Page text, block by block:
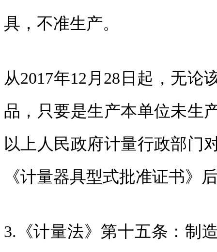
具，不准生产。
从2017年12月28日起，无
品，只要是生产本单位未生
以上人民政府计量行政部门
《计量器具型式批准证书》
3.《计量法》第十五条：制